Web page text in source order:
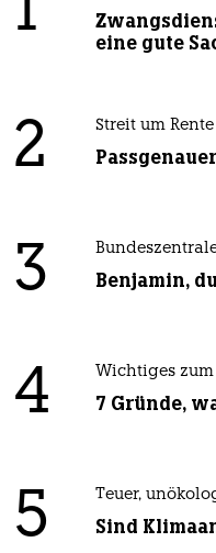
eine gute
2 Streit um
3 Benjamin,
4 Wichtiges
7 Gründe,
5 Teuer,
Sind